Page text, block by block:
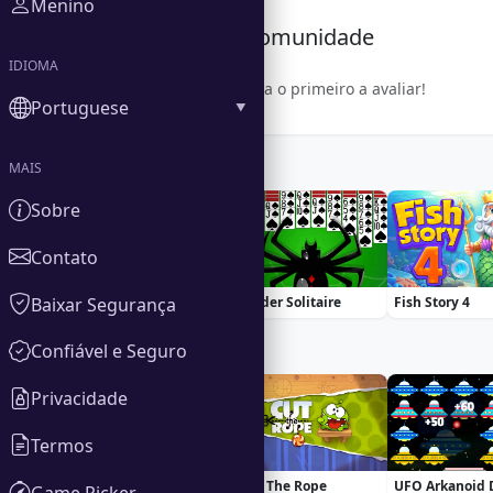
Avaliação da Comunidade
Seja o primeiro a avaliar!
Freecell Spider Solitaire Fish Story 4
Trending Games
Cut The Rope
Menino
IDIOMA
Portuguese
MAIS
Sobre
Contato
Baixar Segurança
Confiável e Seguro
Privacidade
Termos